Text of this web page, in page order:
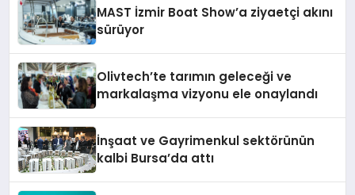
MAST İzmir Boat Show’a ziyaetçi akını
sürüyor
Olivtech’te tarımın geleceği ve
markalaşma vizyonu ele onaylandı
İnşaat ve Gayrimenkul sektörünün
kalbi Bursa’da attı